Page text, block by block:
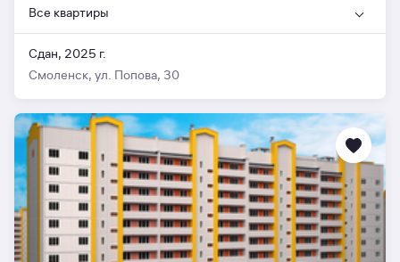
Все квартиры
Сдан, 2025 г.
Смоленск, ул. Попова, 30